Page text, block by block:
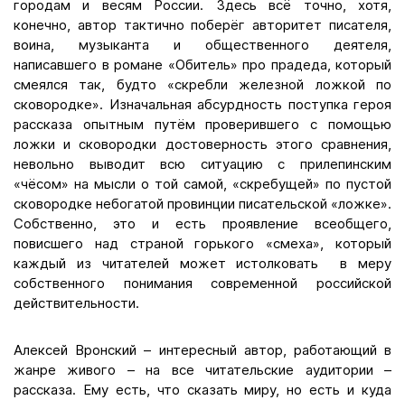
городам и весям России. Здесь всё точно, хотя,
конечно, автор тактично поберёг авторитет писателя,
воина, музыканта и общественного деятеля,
написавшего в романе «Обитель» про прадеда, который
смеялся так, будто «скребли железной ложкой по
сковородке». Изначальная абсурдность поступка героя
рассказа опытным путём проверившего с помощью
ложки и сковородки достоверность этого сравнения,
невольно выводит всю ситуацию с прилепинским
«чёсом» на мысли о той самой, «скребущей» по пустой
сковородке небогатой провинции писательской «ложке».
Собственно, это и есть проявление всеобщего,
повисшего над страной горького «смеха», который
каждый из читателей может истолковать в меру
собственного понимания современной российской
действительности.
Алексей Вронский – интересный автор, работающий в
жанре живого – на все читательские аудитории –
рассказа. Ему есть, что сказать миру, но есть и куда